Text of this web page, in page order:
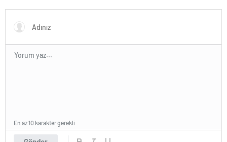
En az 10 karakter gerekli